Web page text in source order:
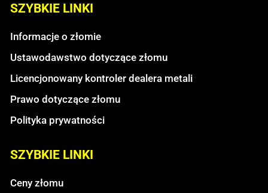
SZYBKIE LINKI
Informacje o złomie
Ustawodawstwo dotyczące złomu
Licencjonowany kontroler dealera metali
Prawo dotyczące złomu
Polityka prywatności
SZYBKIE LINKI
Ceny złomu